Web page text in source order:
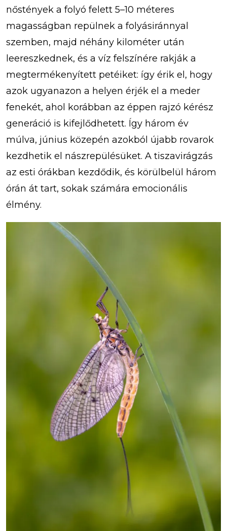
nőstények a folyó felett 5–10 méteres
magasságban repülnek a folyásiránnyal
szemben, majd néhány kilométer után
leereszkednek, és a víz felszínére rakják a
megtermékenyített petéiket: így érik el, hogy
azok ugyanazon a helyen érjék el a meder
fenekét, ahol korábban az éppen rajzó kérész
generáció is kifejlődhetett. Így három év
múlva, június közepén azokból újabb rovarok
kezdhetik el nászrepülésüket. A tiszavirágzás
az esti órákban kezdődik, és körülbelül három
órán át tart, sokak számára emocionális
élmény.